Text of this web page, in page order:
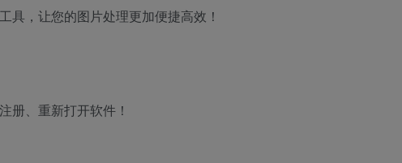
具，让您的图片处理更加便捷高效！
册、重新打开软件！